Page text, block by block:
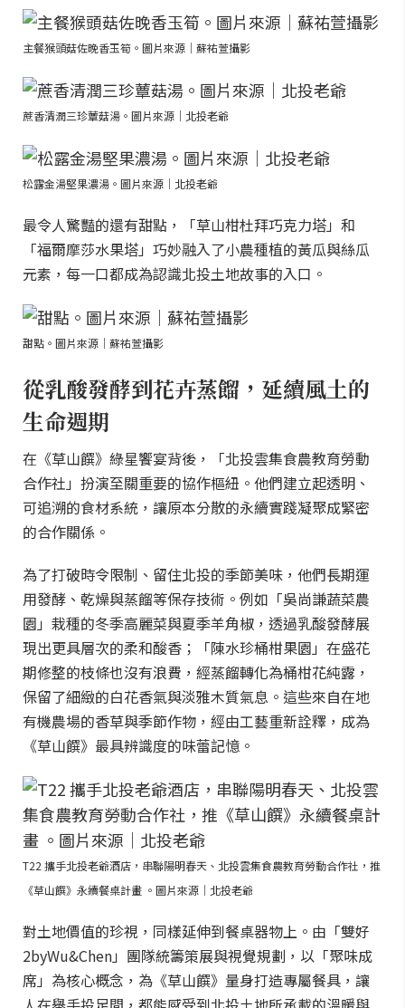
主餐猴頭菇佐晚香玉筍。圖片來源｜蘇祐萱攝影
蔗香清潤三珍蕈菇湯。圖片來源｜北投老爺
松露金湯堅果濃湯。圖片來源｜北投老爺
最令人驚豔的還有甜點，「草山柑杜拜巧克力塔」和
「福爾摩莎水果塔」巧妙融入了小農種植的黃瓜與絲瓜
元素，每一口都成為認識北投土地故事的入口。
甜點。圖片來源｜蘇祐萱攝影
從乳酸發酵到花卉蒸餾，延續風土的
生命週期
在《草山饌》綠星饗宴背後，「北投雲集食農教育勞動
合作社」扮演至關重要的協作樞紐。他們建立起透明、
可追溯的食材系統，讓原本分散的永續實踐凝聚成緊密
的合作關係。
為了打破時令限制、留住北投的季節美味，他們長期運
用發酵、乾燥與蒸餾等保存技術。例如「吳尚謙蔬菜農
園」栽種的冬季高麗菜與夏季羊角椒，透過乳酸發酵展
現出更具層次的柔和酸香；「陳水珍桶柑果園」在盛花
期修整的枝條也沒有浪費，經蒸餾轉化為桶柑花純露，
保留了細緻的白花香氣與淡雅木質氣息。這些來自在地
有機農場的香草與季節作物，經由工藝重新詮釋，成為
《草山饌》最具辨識度的味蕾記憶。
T22 攜手北投老爺酒店，串聯陽明春天、北投雲集食農教育勞動合作社，推
《草山饌》永續餐桌計畫 。圖片來源｜北投老爺
對土地價值的珍視，同樣延伸到餐桌器物上。由「雙好
2byWu&Chen」團隊統籌策展與視覺規劃，以「聚味成
席」為核心概念，為《草山饌》量身打造專屬餐具，讓